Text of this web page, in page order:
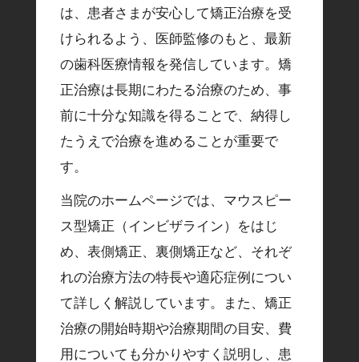
は、患者さまが安心して矯正治療を受
けられるよう、医師監修のもと、最新
の歯科医療情報を発信しています。矯
正治療は長期にわたる治療のため、事
前に十分な知識を得ることで、納得し
たうえで治療を進めることが重要で
す。
当院のホームページでは、マウスピー
ス型矯正（インビザライン）をはじ
め、表側矯正、裏側矯正など、それぞ
れの治療方法の特長や適応症例につい
て詳しく解説しています。また、矯正
治療の開始時期や治療期間の目安、費
用についても分かりやすく説明し、患